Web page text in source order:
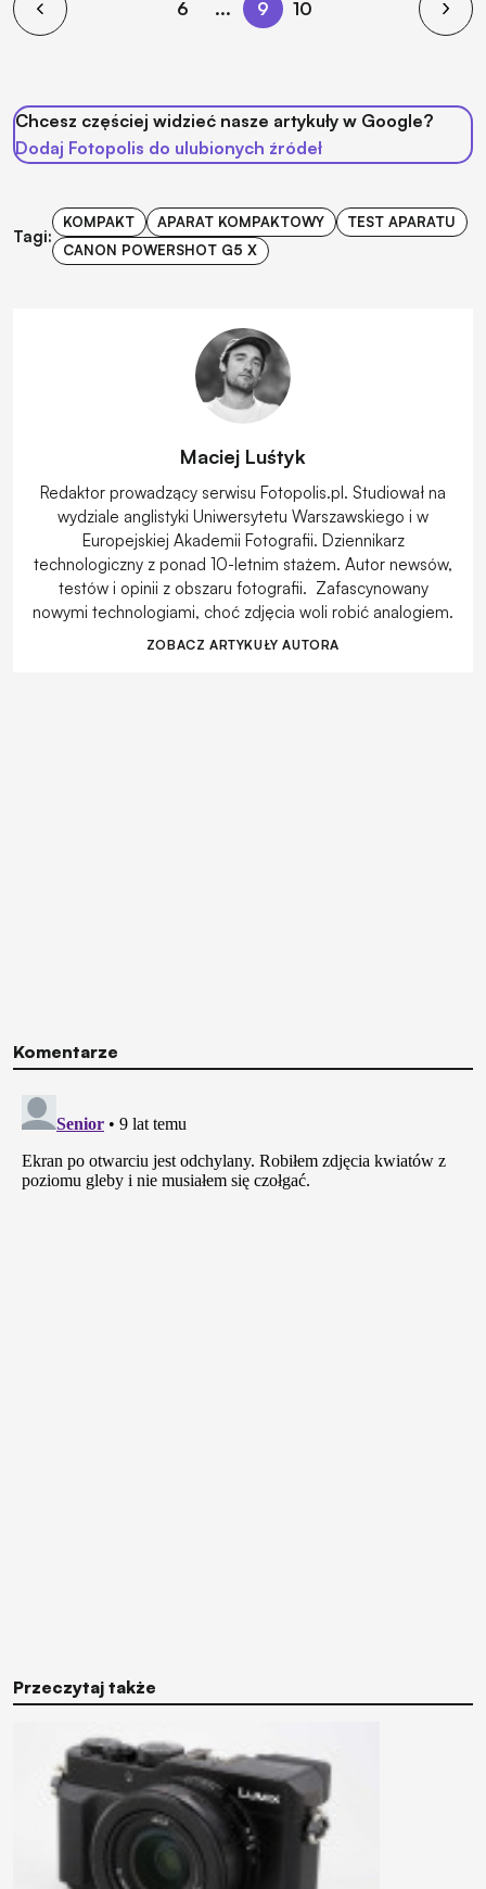
6 ... 9 10
Chcesz częściej widzieć nasze artykuły w Google?
Dodaj Fotopolis do ulubionych źródeł
Tagi:
KOMPAKT APARAT KOMPAKTOWY
TEST APARATU
CANON POWERSHOT G5 X
Maciej Luśtyk
Redaktor prowadzący serwisu Fotopolis.pl. Studiował na
wydziale anglistyki Uniwersytetu Warszawskiego i w
Europejskiej Akademii Fotografii. Dziennikarz
technologiczny z ponad 10-letnim stażem. Autor newsów,
testów i opinii z obszaru fotografii. Zafascynowany
nowymi technologiami, choć zdjęcia woli robić analogiem.
ZOBACZ ARTYKUŁY AUTORA
Komentarze
Przeczytaj także